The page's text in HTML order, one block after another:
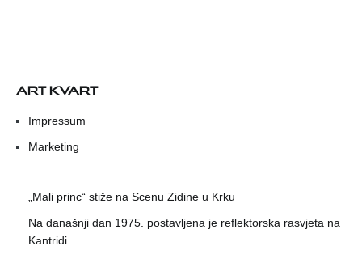
ART KVART
Impressum
Marketing
„Mali princ“ stiže na Scenu Zidine u Krku
Na današnji dan 1975. postavljena je reflektorska rasvjeta na
Kantridi